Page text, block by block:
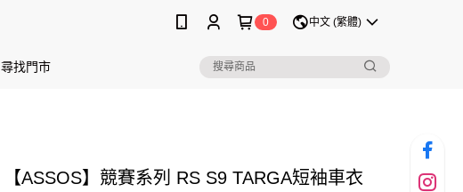
0 中文 (繁體)
尋找門市
【ASSOS】競賽系列 RS S9 TARGA短袖車衣